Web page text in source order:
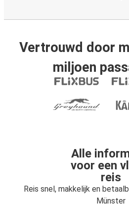
Vertrouwd door
miljoen
Alle
voor een
reis
Reis snel, makkelijk en
Münster